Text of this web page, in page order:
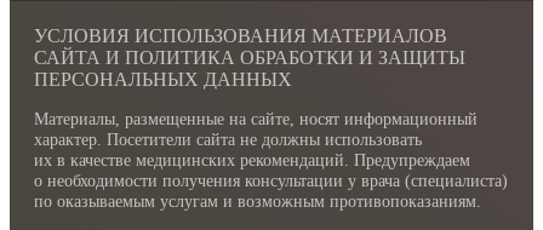
УСЛОВИЯ ИСПОЛЬЗОВАНИЯ МАТЕРИАЛОВ
САЙТА И ПОЛИТИКА ОБРАБОТКИ И ЗАЩИТЫ
ПЕРСОНАЛЬНЫХ ДАННЫХ
Материалы, размещенные на сайте, носят информационный
характер. Посетители сайта не должны использовать
их в качестве медицинских рекомендаций. Предупреждаем
о необходимости получения консультации у врача (специалиста)
по оказываемым услугам и возможным противопоказаниям.